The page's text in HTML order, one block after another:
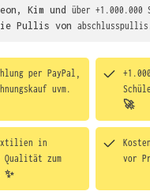
Kim und über +1.000.000
Pullis von
per PayPal,
uvm.
🚀
in
Qualität zum
✨
vor